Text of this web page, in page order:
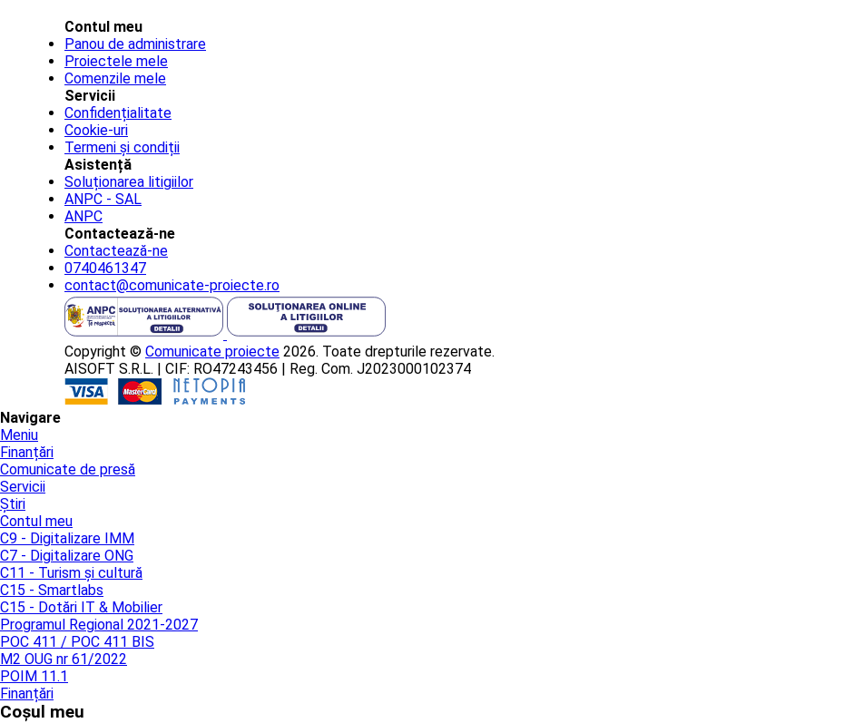
Contul meu
Panou de administrare
Proiectele mele
Comenzile mele
Servicii
Confidențialitate
Cookie-uri
Termeni și condiții
Asistență
Soluționarea litigiilor
ANPC - SAL
ANPC
Contactează-ne
Contactează-ne
0740461347
contact@comunicate-proiecte.ro
Copyright © Comunicate proiecte 2026. Toate drepturile rezervate.
AISOFT S.R.L. | CIF: RO47243456 | Reg. Com. J2023000102374
Navigare
Meniu
Finanțări
Comunicate de presă
Servicii
Știri
Contul meu
C9 - Digitalizare IMM
C7 - Digitalizare ONG
C11 - Turism și cultură
C15 - Smartlabs
C15 - Dotări IT & Mobilier
Programul Regional 2021-2027
POC 411 / POC 411 BIS
M2 OUG nr 61/2022
POIM 11.1
Finanțări
Coșul meu